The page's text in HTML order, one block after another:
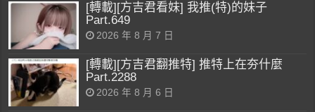
[轉載][方吉君看妹] 我推(特)的妹子
Part.649
2026 年 8 月 7 日
[轉載][方吉君翻推特] 推特上在夯什麼
Part.2288
2026 年 8 月 6 日